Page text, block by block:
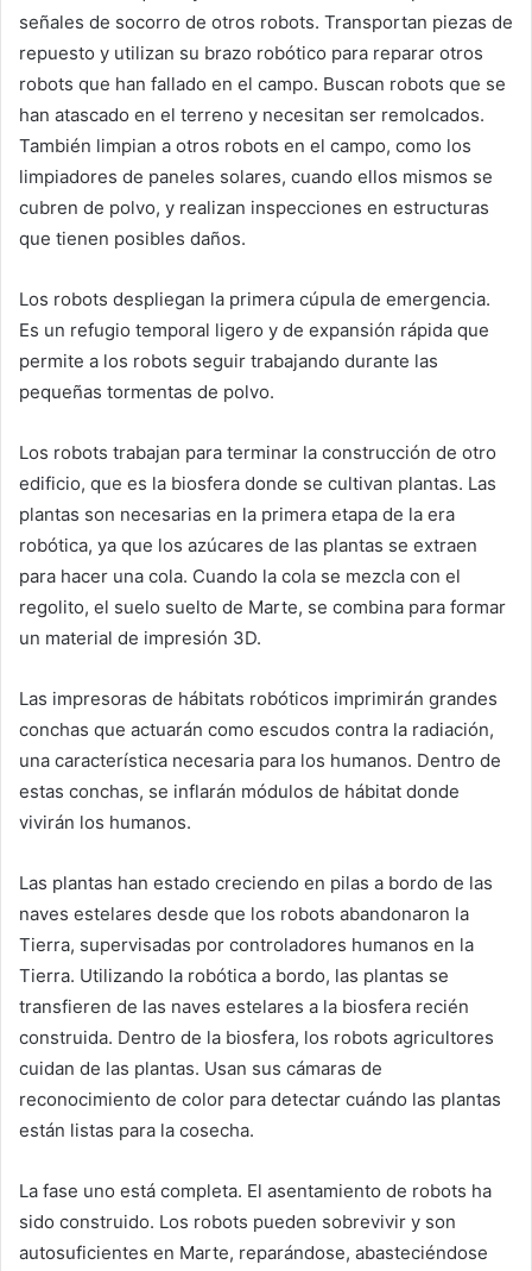
señales de socorro de otros robots. Transportan piezas de
repuesto y utilizan su brazo robótico para reparar otros
robots que han fallado en el campo. Buscan robots que se
han atascado en el terreno y necesitan ser remolcados.
También limpian a otros robots en el campo, como los
limpiadores de paneles solares, cuando ellos mismos se
cubren de polvo, y realizan inspecciones en estructuras
que tienen posibles daños.
Los robots despliegan la primera cúpula de emergencia.
Es un refugio temporal ligero y de expansión rápida que
permite a los robots seguir trabajando durante las
pequeñas tormentas de polvo.
Los robots trabajan para terminar la construcción de otro
edificio, que es la biosfera donde se cultivan plantas. Las
plantas son necesarias en la primera etapa de la era
robótica, ya que los azúcares de las plantas se extraen
para hacer una cola. Cuando la cola se mezcla con el
regolito, el suelo suelto de Marte, se combina para formar
un material de impresión 3D.
Las impresoras de hábitats robóticos imprimirán grandes
conchas que actuarán como escudos contra la radiación,
una característica necesaria para los humanos. Dentro de
estas conchas, se inflarán módulos de hábitat donde
vivirán los humanos.
Las plantas han estado creciendo en pilas a bordo de las
naves estelares desde que los robots abandonaron la
Tierra, supervisadas por controladores humanos en la
Tierra. Utilizando la robótica a bordo, las plantas se
transfieren de las naves estelares a la biosfera recién
construida. Dentro de la biosfera, los robots agricultores
cuidan de las plantas. Usan sus cámaras de
reconocimiento de color para detectar cuándo las plantas
están listas para la cosecha.
La fase uno está completa. El asentamiento de robots ha
sido construido. Los robots pueden sobrevivir y son
autosuficientes en Marte, reparándose, abasteciéndose